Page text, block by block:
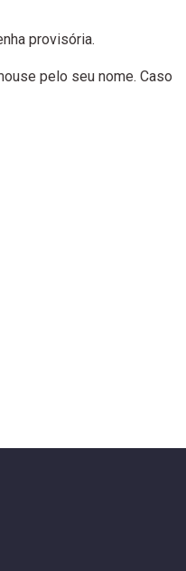
provisória.
pelo seu nome. Caso